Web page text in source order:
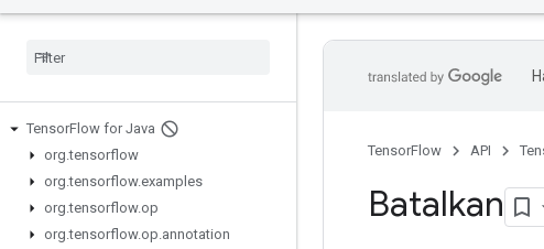
TensorFlow for Java
org.tensorflow
org.tensorflow.examples
org.tensorflow.op
org.tensorflow.op.annotation
TensorFlow API
Batalkan